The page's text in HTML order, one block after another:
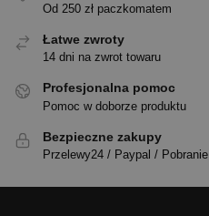
Od 250 zł paczkomatem
Łatwe zwroty
14 dni na zwrot towaru
Profesjonalna pomoc
Pomoc w doborze produktu
Bezpieczne zakupy
Przelewy24 / Paypal / Pobranie